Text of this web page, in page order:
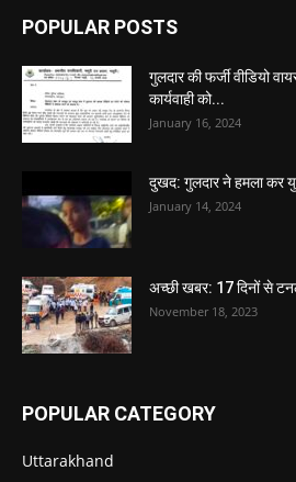
POPULAR POSTS
गुलदार की फर्जी वीडियो
कार्यवाही को...
January 16, 2024
दुखद: गुलदार ने हमला कर
January 14, 2024
अच्छी खबर: 17 दिनों से
November 18, 2023
POPULAR CATEGORY
Uttarakhand